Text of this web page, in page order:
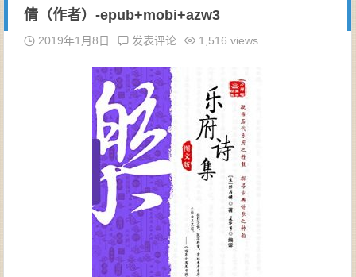
倩（作者）-epub+mobi+azw3
2019年1月8日 发表评论 1,516 views